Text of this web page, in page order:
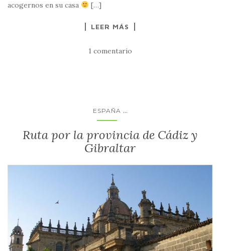
acogernos en su casa
[…]
LEER MÁS
1 comentario
ESPAÑA ...
Ruta por la provincia de Cádiz y
Gibraltar